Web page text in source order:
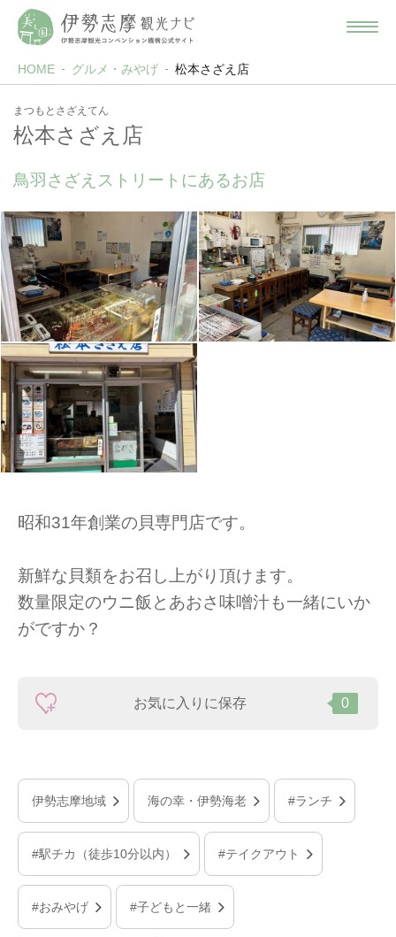
HOME グルメ・みやげ 松本さざえ店
まつもとさざえてん
松本さざえ店
鳥羽さざえストリートにあるお店
昭和31年創業の貝専門店です。
新鮮な貝類をお召し上がり頂けます。
数量限定のウニ飯とあおさ味噌汁も一緒にいか
がですか？
お気に入りに保存 0
伊勢志摩地域 海の幸・伊勢海老 #ランチ
#駅チカ（徒歩10分以内） #テイクアウト
#おみやげ #子どもと一緒